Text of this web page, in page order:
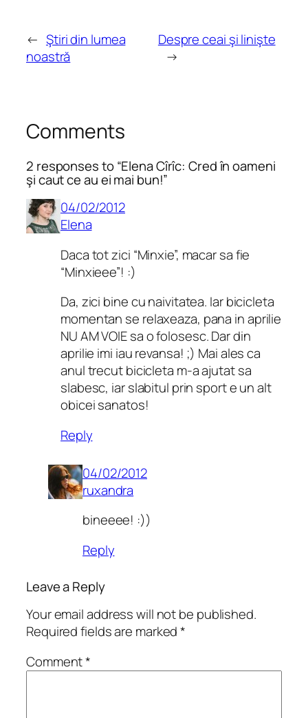
← Ştiri din lumea
noastră
Despre ceai şi linişte
→
Comments
2 responses to “Elena Cîrîc: Cred în oameni
şi caut ce au ei mai bun!”
04/02/2012
Elena
Daca tot zici “Minxie”, macar sa fie
“Minxieee”! :)
Da, zici bine cu naivitatea. Iar bicicleta
momentan se relaxeaza, pana in aprilie
NU AM VOIE sa o folosesc. Dar din
aprilie imi iau revansa! ;) Mai ales ca
anul trecut bicicleta m-a ajutat sa
slabesc, iar slabitul prin sport e un alt
obicei sanatos!
Reply
04/02/2012
ruxandra
bineeee! :))
Reply
Leave a Reply
Your email address will not be published.
Required fields are marked*
Comment*